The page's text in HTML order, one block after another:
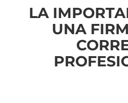
LA
UNA